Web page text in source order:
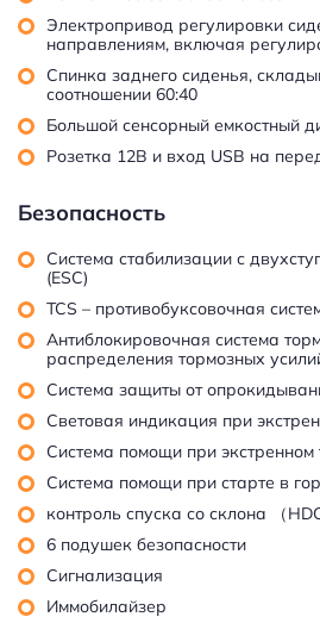
Электропривод регулировки
направлениям, включая
Спинка заднего сиденья,
соотношении 60:40
Большой сенсорный емкостный
Розетка 12В и вход USB на
Безопасность
Cистема стабилизации с
(ESC)
TCS – противобуксовочная
Антиблокировочная система
распределения тормозных
Система защиты от
Световая индикация при
Система помощи при
Система помощи при старте в
контроль спуска со склона （HDC
6 подушек безопасности
Сигнализация
Иммобилайзер